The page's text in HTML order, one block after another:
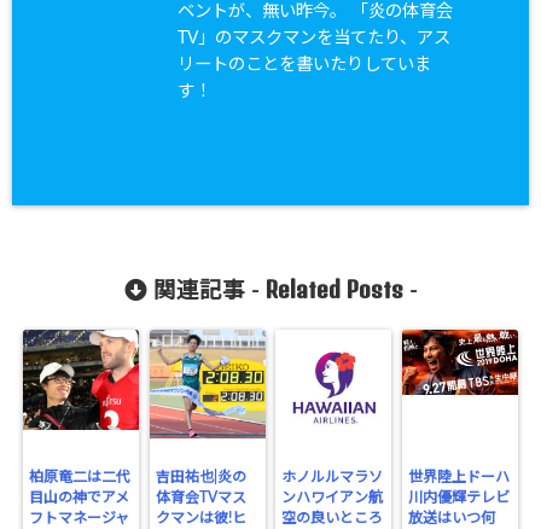
ベントが、無い昨今。 「炎の体育会
TV」のマスクマンを当てたり、アス
リートのことを書いたりしていま
す！
関連記事 - Related Posts-
柏原竜二は二代
目山の神でアメ
フトマネージャ
吉田祐也|炎の
体育会TVマス
クマンは彼!ヒ
ホノルルマラソ
ンハワイアン航
空の良いところ
世界陸上ドーハ
川内優輝テレビ
放送はいつ何